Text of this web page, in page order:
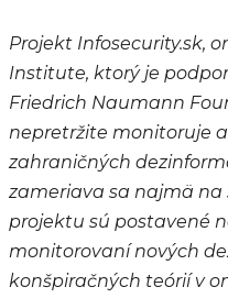
Projekt Infosecurity.sk,
Institute, ktorý je
Friedrich Naumann
nepretržite monitoruje
zahraničných
zameriava sa najmä na
projektu sú postavené
monitorovaní nových
konšpiračných teórií v